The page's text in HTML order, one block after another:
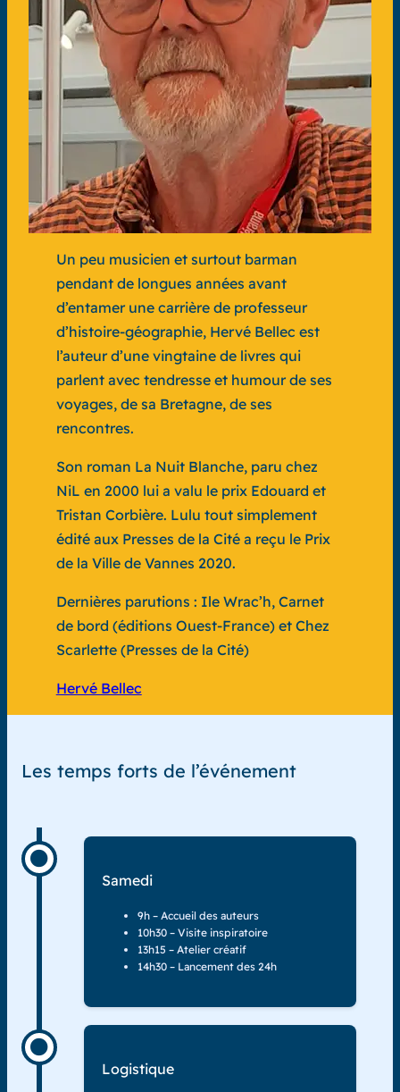
Un peu musicien et surtout barman
pendant de longues années avant
d’entamer une carrière de professeur
d’histoire-géographie, Hervé Bellec est
l’auteur d’une vingtaine de livres qui
parlent avec tendresse et humour de ses
voyages, de sa Bretagne, de ses
rencontres.
Son roman La Nuit Blanche, paru chez
NiL en 2000 lui a valu le prix Edouard et
Tristan Corbière. Lulu tout simplement
édité aux Presses de la Cité a reçu le Prix
de la Ville de Vannes 2020.
Dernières parutions : Ile Wrac’h, Carnet
de bord (éditions Ouest-France) et Chez
Scarlette(Presses de la Cité)
Hervé Bellec
Les temps forts de l’événement
Samedi
9h – Accueil des auteurs
10h30 – Visite inspiratoire
13h15 – Atelier créatif
14h30 – Lancement des 24h
Logistique